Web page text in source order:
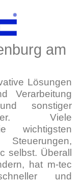
am
Lösungen
Verarbeitung
sonstiger
Viele
wichtigsten
selbst. Überall
hat m-tec
und